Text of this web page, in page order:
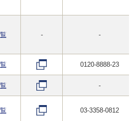
- -
0120-8888-23
-
03-3358-0812